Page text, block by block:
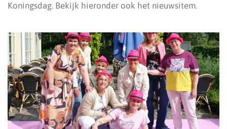
Koningsdag. Bekijk hieronder ook het nieuwsitem.